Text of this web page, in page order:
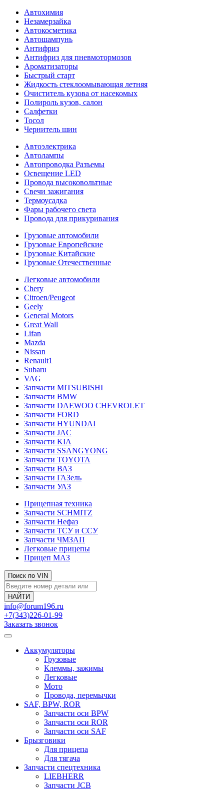
Автохимия
Незамерзайка
Автокосметика
Автошампунь
Антифриз
Антифриз для пневмотормозов
Ароматизаторы
Быстрый старт
Жидкость стеклоомывающая летняя
Очиститель кузова от насекомых
Полироль кузов, салон
Салфетки
Тосол
Чернитель шин
Автоэлектрика
Автолампы
Автопроводка Разъемы
Освещение LED
Провода высоковольтные
Свечи зажигания
Термоусадка
Фары рабочего света
Провода для прикуривания
Грузовые автомобили
Грузовые Европейские
Грузовые Китайские
Грузовые Отечественные
Легковые автомобили
Chery
Citroen/Peugeot
Geely
General Motors
Great Wall
Lifan
Mazda
Nissan
Renault1
Subaru
VAG
Запчасти MITSUBISHI
Запчасти BMW
Запчасти DAEWOO CHEVROLET
Запчасти FORD
Запчасти HYUNDAI
Запчасти JAC
Запчасти KIA
Запчасти SSANGYONG
Запчасти TOYOTA
Запчасти ВАЗ
Запчасти ГАЗель
Запчасти УАЗ
Прицепная техника
Запчасти SCHMITZ
Запчасти Нефаз
Запчасти ТСУ и ССУ
Запчасти ЧМЗАП
Легковые прицепы
Прицеп МАЗ
Поиск по VIN
info@forum196.ru
+7(343)226-01-99
Заказать звонок
Аккумуляторы
Грузовые
Клеммы, зажимы
Легковые
Мото
Провода, перемычки
SAF, BPW, ROR
Запчасти оси BPW
Запчасти оси ROR
Запчасти оси SAF
Брызговики
Для прицепа
Для тягача
Запчасти спецтехника
LIEBHERR
Запчасти JCB